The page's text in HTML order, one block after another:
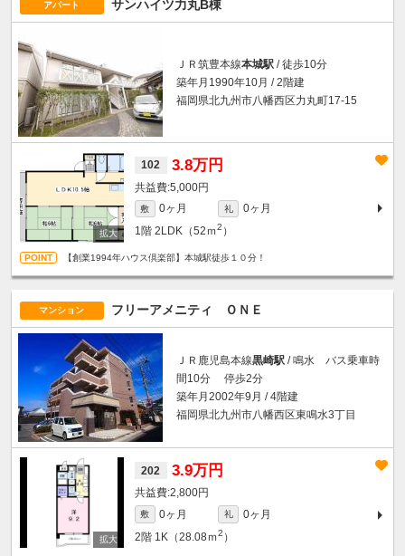
アパート サンハイツ力丸B棟
ＪＲ筑豊本線本城駅 / 徒歩10分
築年月1990年10月 / 2階建
福岡県北九州市八幡西区力丸町17-15
102 3.8万円
5,000円
敷 0ヶ月 礼
0ヶ月
1階 2LDK（52ｍ2 ）
【創業1994年ハウス倶楽部】本城駅徒歩１０分！
マンション フリーアメニティ ＯＮＥ
ＪＲ鹿児島本線黒崎駅 / 鳴水 バス乗車時
間10分 停歩2分
築年月2002年9月 / 4階建
福岡県北九州市八幡西区東鳴水3丁目
202 3.9万円
2,800円
敷 0ヶ月 礼
0ヶ月
2階 1K（28.08ｍ2 ）